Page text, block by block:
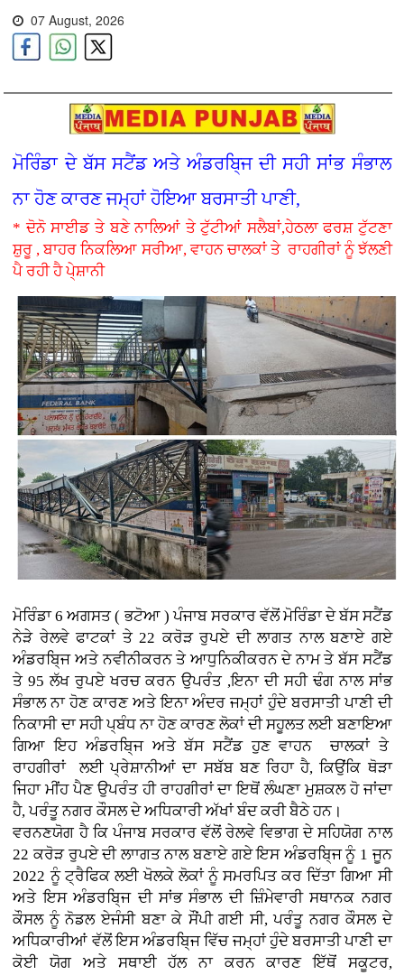
07 August, 2026
ਮੋਰਿੰਡਾ ਦੇ ਬੱਸ ਸਟੈਂਡ ਅਤੇ ਅੰਡਰਬਿ੍ਜ ਦੀ ਸਹੀ ਸਾਂਭ ਸੰਭਾਲ
ਨਾ ਹੋਣ ਕਾਰਣ ਜਮ੍ਹਾਂ ਹੋਇਆ ਬਰਸਾਤੀ ਪਾਣੀ,
* ਦੋਨੋ ਸਾਈਡ ਤੇ ਬਣੇ ਨਾਲਿਆਂ ਤੇ ਟੁੱਟੀਆਂ ਸਲੈਬਾਂ,ਹੇਠਲਾ ਫਰਸ਼ ਟੁੱਟਣਾ
ਸ਼ੁਰੂ , ਬਾਹਰ ਨਿਕਲਿਆ ਸਰੀਆ, ਵਾਹਨ ਚਾਲਕਾਂ ਤੇ ਰਾਹਗੀਰਾਂ ਨੂੰ ਝੱਲਣੀ
ਪੈ ਰਹੀ ਹੈ ਪੇ੍ਸ਼ਾਨੀ
ਮੋਰਿੰਡਾ 6 ਅਗਸਤ ( ਭਟੋਆ )ਪੰਜਾਬ ਸਰਕਾਰ ਵੱਲੋਂ ਮੋਰਿੰਡਾ ਦੇ ਬੱਸ ਸਟੈਂਡ
ਨੇੜੇ ਰੇਲਵੇ ਫਾਟਕਾਂ ਤੇ 22 ਕਰੋੜ ਰੁਪਏ ਦੀ ਲਾਗਤ ਨਾਲ ਬਣਾਏ ਗਏ
ਅੰਡਰਬਿ੍ਜ ਅਤੇ ਨਵੀਨੀਕਰਨ ਤੇ ਆਧੁਨਿਕੀਕਰਨ ਦੇ ਨਾਮ ਤੇ ਬੱਸ ਸਟੈਂਡ
ਤੇ 95 ਲੱਖ ਰੁਪਏ ਖਰਚ ਕਰਨ ਉਪਰੰਤ ,ਇਨਾ ਦੀ ਸਹੀ ਢੰਗ ਨਾਲ ਸਾਂਭ
ਸੰਭਾਲ ਨਾ ਹੋਣ ਕਾਰਣ ਅਤੇ ਇਨਾ ਅੰਦਰ ਜਮ੍ਹਾਂ ਹੁੰਦੇ ਬਰਸਾਤੀ ਪਾਣੀ ਦੀ
ਨਿਕਾਸੀ ਦਾ ਸਹੀ ਪ੍ਬੰਧ ਨਾ ਹੋਣ ਕਾਰਣ ਲੋਕਾਂ ਦੀ ਸਹੂਲਤ ਲਈ ਬਣਾਇਆ
ਗਿਆ ਇਹ ਅੰਡਰਬਿ੍ਜ ਅਤੇ ਬੱਸ ਸਟੈਂਡ ਹੁਣ ਵਾਹਨ ਚਾਲਕਾਂ ਤੇ
ਰਾਹਗੀਰਾਂ ਲਈ ਪ੍ਰੇਸ਼ਾਨੀਆਂ ਦਾ ਸਬੱਬ ਬਣ ਰਿਹਾ ਹੈ, ਕਿਉਂਕਿ ਥੋੜਾ
ਜਿਹਾ ਮੀਂਹ ਪੈਣ ਉਪਰੰਤ ਹੀ ਰਾਹਗੀਰਾਂ ਦਾ ਇਥੋਂ ਲੰਘਣਾ ਮੁਸ਼ਕਲ ਹੋ ਜਾਂਦਾ
ਹੈ, ਪਰੰਤੂ ਨਗਰ ਕੌਸਲ ਦੇ ਅਧਿਕਾਰੀ ਅੱਖਾਂ ਬੰਦ ਕਰੀ ਬੈਠੇ ਹਨ।
ਵਰਨਣਯੋਗ ਹੈ ਕਿ ਪੰਜਾਬ ਸਰਕਾਰ ਵੱਲੋਂ ਰੇਲਵੇ ਵਿਭਾਗ ਦੇ ਸਹਿਯੋਗ ਨਾਲ
22 ਕਰੋੜ ਰੁਪਏ ਦੀ ਲਾਾਗਤ ਨਾਲ ਬਣਾਏ ਗਏ ਇਸ ਅੰਡਰਬਿ੍ਜ ਨੂੰ 1 ਜੂਨ
2022 ਨੂੰ ਟ੍ਰੈਫਿਕ ਲਈ ਖੋਲਕੇ ਲੋਕਾਂ ਨੂੰ ਸਮਰਪਿਤ ਕਰ ਦਿੱਤਾ ਗਿਆ ਸੀ
ਅਤੇ ਇਸ ਅੰਡਰਬਿ੍ਜ ਦੀ ਸਾਂਭ ਸੰਭਾਲ ਦੀ ਜ਼ਿੰਮੇਵਾਰੀ ਸਥਾਨਕ ਨਗਰ
ਕੌਸਲ ਨੂੰ ਨੋਡਲ ਏਜੰਸੀ ਬਣਾ ਕੇ ਸੌਂਪੀ ਗਈ ਸੀ, ਪਰੰਤੂ ਨਗਰ ਕੌਸਲ ਦੇ
ਅਧਿਕਾਰੀਆਂ ਵੱਲੋਂ ਇਸ ਅੰਡਰਬਿ੍ਜ ਵਿੱਚ ਜਮ੍ਹਾਂ ਹੁੰਦੇ ਬਰਸਾਤੀ ਪਾਣੀ ਦਾ
ਕੋਈ ਯੋਗ ਅਤੇ ਸਥਾਈ ਹੱਲ ਨਾ ਕਰਨ ਕਾਰਣ ਇੱਥੋਂ ਸਕੂਟਰ,